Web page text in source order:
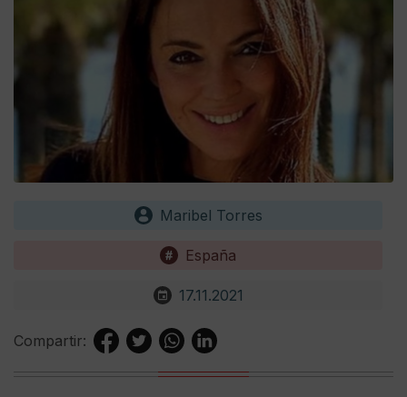
Maribel Torres
España
17.11.2021
Compartir: